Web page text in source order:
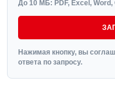
До 10 МБ: PDF, Excel, Word,
Нажимая кнопку, вы
ответа по запросу.